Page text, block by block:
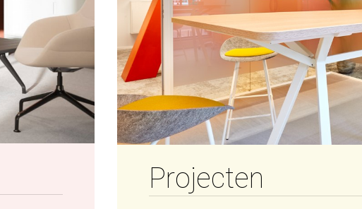
Projecten